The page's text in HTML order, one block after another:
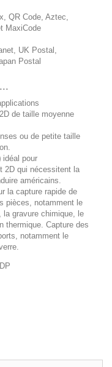
QR Code, Aztec,
MaxiCode
UK Postal,
Postal
de taille moyenne
ou de petite taille
idéal pour
2D qui nécessitent la
américains.
la capture rapide de
pièces, notamment le
la gravure chimique, le
thermique. Capture des
notamment le